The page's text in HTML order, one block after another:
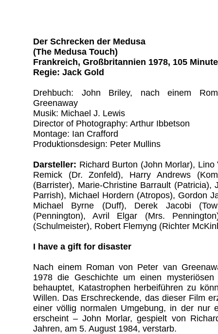
Der Schrecken der Medusa
(The Medusa Touch)
Frankreich, Großbritannien 1978, 105
Regie: Jack Gold
Drehbuch: John Briley, nach einem
Greenaway
Musik: Michael J. Lewis
Director of Photography: Arthur Ibbetson
Montage: Ian Crafford
Produktionsdesign: Peter Mullins
Darsteller: Richard Burton (John Morlar),
Remick (Dr. Zonfeld), Harry Andrews
(Barrister), Marie-Christine Barrault (Patricia),
Parrish), Michael Hordern (Atropos), Gordon
Michael Byrne (Duff), Derek Jacobi
(Pennington), Avril Elgar (Mrs.
(Schulmeister), Robert Flemyng (Richter
I have a gift for disaster
Nach einem Roman von Peter van
1978 die Geschichte um einen
behauptet, Katastrophen herbeiführen zu
Willen. Das Erschreckende, das dieser Film
einer völlig normalen Umgebung, in der nur
erscheint – John Morlar, gespielt von
Jahren, am 5. August 1984, verstarb.